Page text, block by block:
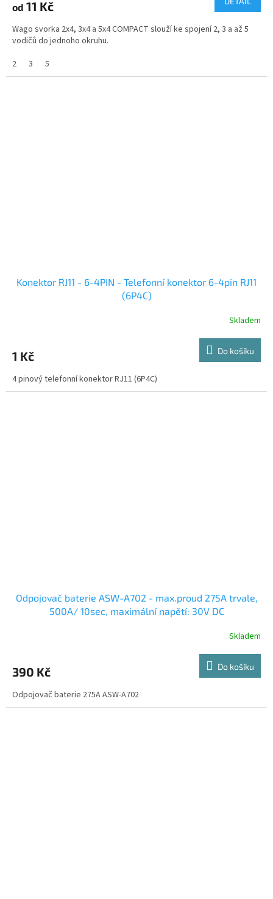
od 11 Kč
Wago svorka 2x4, 3x4 a 5x4 COMPACT slouží ke spojení 2, 3 a až 5
vodičů do jednoho okruhu.
2
3 5
Konektor RJ11 - 6-4PIN - Telefonní konektor 6-4pin RJ11
(6P4C)
Skladem
1 Kč Do košíku
4 pinový telefonní konektor RJ11 (6P4C)
Odpojovač baterie ASW-A702 - max.proud 275A trvale,
500A/ 10sec, maximální napětí: 30V DC
Skladem
390 Kč Do košíku
Odpojovač baterie 275A ASW-A702